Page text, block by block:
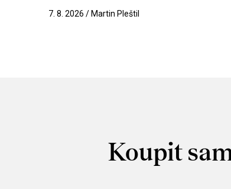
7. 8. 2026 / Martin Pleštil
Koupit